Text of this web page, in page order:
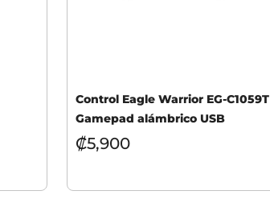
Control Eagle Warrior EG-C1059T
Gamepad alámbrico USB
₡5,900